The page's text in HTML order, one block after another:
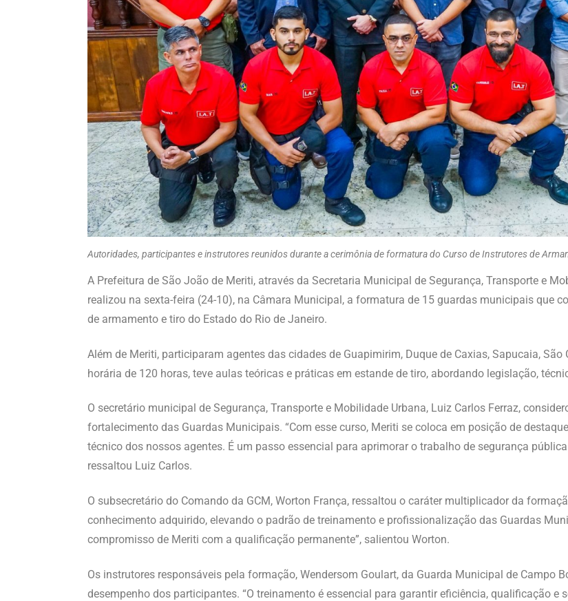
Autoridades, participantes e instrutores reunidos durante a cerimônia de formatura do Curso de Instrutores de
A Prefeitura de São João de Meriti, através da Secretaria Municipal de Segurança, Transporte e
realizou na sexta-feira (24-10), na Câmara Municipal, a formatura de 15 guardas municipais que
de armamento e tiro do Estado do Rio de Janeiro.
Além de Meriti, participaram agentes das cidades de Guapimirim, Duque de Caxias, Sapucaia,
horária de 120 horas, teve aulas teóricas e práticas em estande de tiro, abordando legislação,
O secretário municipal de Segurança, Transporte e Mobilidade Urbana, Luiz Carlos Ferraz,
fortalecimento das Guardas Municipais. “Com esse curso, Meriti se coloca em posição de
técnico dos nossos agentes. É um passo essencial para aprimorar o trabalho de segurança
ressaltou Luiz Carlos.
O subsecretário do Comando da GCM, Worton França, ressaltou o caráter multiplicador da
conhecimento adquirido, elevando o padrão de treinamento e profissionalização das Guardas
compromisso de Meriti com a qualificação permanente”, salientou Worton.
Os instrutores responsáveis pela formação, Wendersom Goulart, da Guarda Municipal de Campo
desempenho dos participantes. “O treinamento é essencial para garantir eficiência, qualificação e